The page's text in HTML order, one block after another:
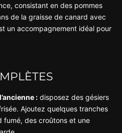
consistant en des pommes
de la graisse de canard avec
un accompagnement idéal pour
: disposez des gésiers
Ajoutez quelques tranches
fumé, des croûtons et une